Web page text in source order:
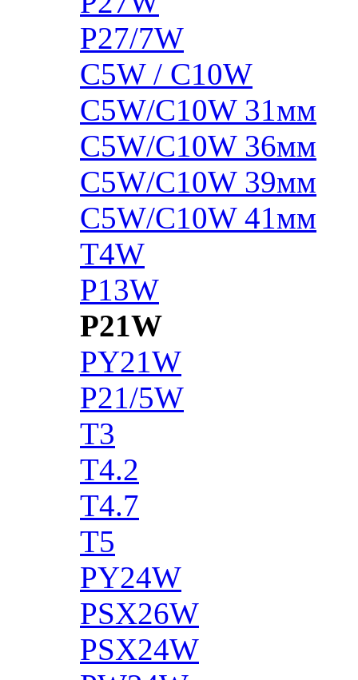
P27/7W
C5W / C10W
C5W/C10W 31мм
C5W/C10W 36мм
C5W/C10W 39мм
C5W/C10W 41мм
T4W
P13W
P21W
PY21W
P21/5W
T3
T4.2
T4.7
T5
PY24W
PSX26W
PSX24W